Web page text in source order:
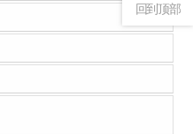
回到顶部